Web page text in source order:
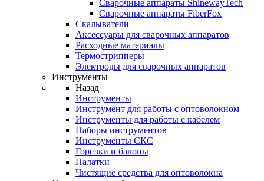
Сварочные аппараты ShinewayTech
Cварочные аппараты FiberFox
Скалыватели
Аксессуары для сварочных аппаратов
Расходные материалы
Термострипперы
Электроды для сварочных аппаратов
Инструменты
Назад
Инструменты
Инструмент для работы с оптоволокном
Инструменты для работы с кабелем
Наборы инструментов
Инструменты СКС
Горелки и балоны
Палатки
Чистящие средства для оптоволокна